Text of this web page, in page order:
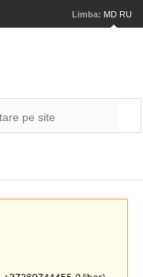
Limba: MD RU